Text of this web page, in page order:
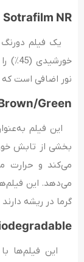
Sotrafilm NR
یک فیلم
نور اضافی است
Green
این فیلم
بخشی از تابش
می‌کند و حرارت
می‌دهد. این
گرما در ریشه
این فیلم‌ها با